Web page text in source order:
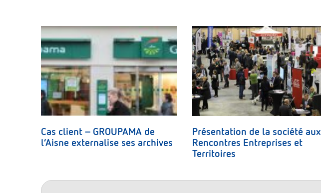
Cas client – GROUPAMA de
l’Aisne externalise ses archives
Présentation de la société aux
Rencontres Entreprises et
Territoires